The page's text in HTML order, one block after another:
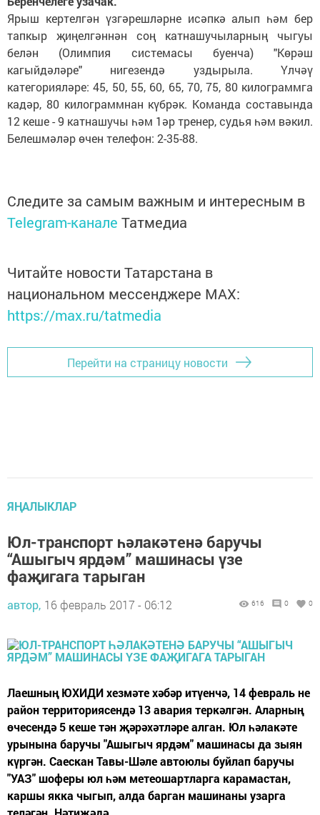
Ярыш кертелгән үзгәрешләрне исәпкә алып һәм бер
тапкыр җиңелгәннән соң катнашучыларның чыгуы
белән (Олимпия системасы буенча) "Көрәш
кагыйдәләре" нигезендә уздырыла. Үлчәү
категорияләре: 45, 50, 55, 60, 65, 70, 75, 80 килограммга
кадәр, 80 килограммнан күбрәк. Команда составында
12 кеше - 9 катнашучы һәм 1әр тренер, судья һәм вәкил.
Белешмәләр өчен телефон: 2-35-88.
Следите за самым важным и интересным в
Telegram-канале Татмедиа
Читайте новости Татарстана в
национальном мессенджере MАХ:
https://max.ru/tatmedia
Перейти на страницу новости
ЯҢАЛЫКЛАР
Юл-транспорт һәлакәтенә баручы
“Ашыгыч ярдәм” машинасы үзе
фаҗигага тарыган
автор, 16 февраль 2017 - 06:12 616 0 0
Лаешның ЮХИДИ хезмәте хәбәр итүенчә, 14 февраль не
район территориясендә 13 авария теркәлгән. Аларның
өчесендә 5 кеше тән җәрәхәтләре алган. Юл һәлакәте
урынына баручы "Ашыгыч ярдәм" машинасы да зыян
күргән. Саескан Тавы-Шәле автоюлы буйлап баручы
"УАЗ" шоферы юл һәм метеошартларга карамастан,
каршы якка чыгып, алда барган машинаны узарга